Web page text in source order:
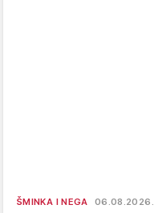
ŠMINKA I NEGA 06.08.2026.